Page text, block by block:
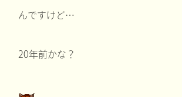
んですけど…
20年前かな？